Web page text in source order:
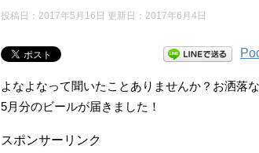
投稿日：2017年5月16日 更新日： 2017年6月4日
よなよなって聞いたことありませんか？お洒落
5月分のビールが届きました！
スポンサーリンク